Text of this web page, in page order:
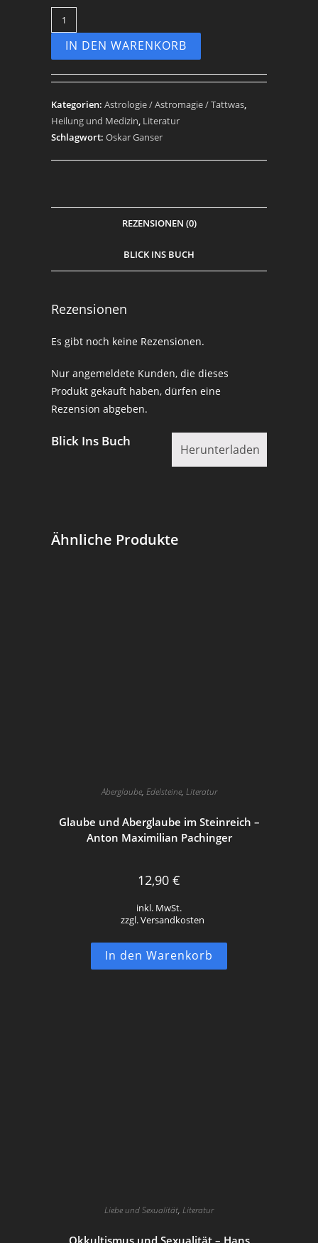
IN DEN WARENKORB
Kategorien:Astrologie / Astromagie / Tattwas,
Heilung und Medizin, Literatur
Schlagwort:Oskar Ganser
REZENSIONEN (0)
BLICK INS BUCH
Rezensionen
Es gibt noch keine Rezensionen.
Nur angemeldete Kunden, die dieses
Produkt gekauft haben, dürfen eine
Rezension abgeben.
Blick Ins Buch
Herunterladen
Ähnliche Produkte
Aberglaube, Edelsteine, Literatur
Glaube und Aberglaube im Steinreich –
Anton Maximilian Pachinger
12,90 €
inkl. MwSt.
zzgl. Versandkosten
In den Warenkorb
Liebe und Sexualität, Literatur
Okkultismus und Sexualität – Hans